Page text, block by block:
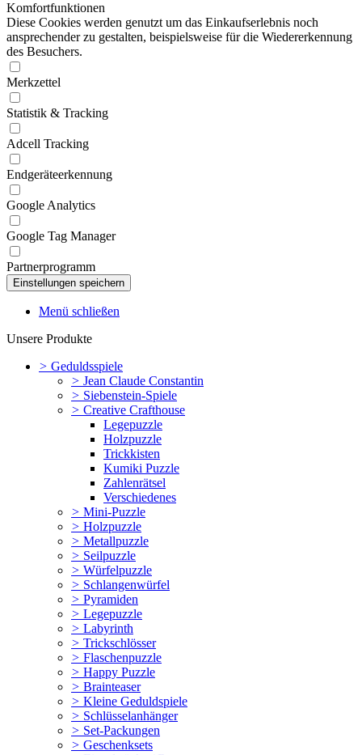
Komfortfunktionen
Diese Cookies werden genutzt um das Einkaufserlebnis noch
ansprechender zu gestalten, beispielsweise für die Wiedererkennung
des Besuchers.
Merkzettel
Statistik & Tracking
Adcell Tracking
Endgeräteerkennung
Google Analytics
Google Tag Manager
Partnerprogramm
Menü schließen
Unsere Produkte
> Geduldsspiele
> Jean Claude Constantin
> Siebenstein-Spiele
> Creative Crafthouse
Legepuzzle
Holzpuzzle
Trickkisten
Kumiki Puzzle
Zahlenrätsel
Verschiedenes
> Mini-Puzzle
> Holzpuzzle
> Metallpuzzle
> Seilpuzzle
> Würfelpuzzle
> Schlangenwürfel
> Pyramiden
> Legepuzzle
> Labyrinth
> Trickschlösser
> Flaschenpuzzle
> Happy Puzzle
> Brainteaser
> Kleine Geduldspiele
> Schlüsselanhänger
> Set-Packungen
> Geschenksets